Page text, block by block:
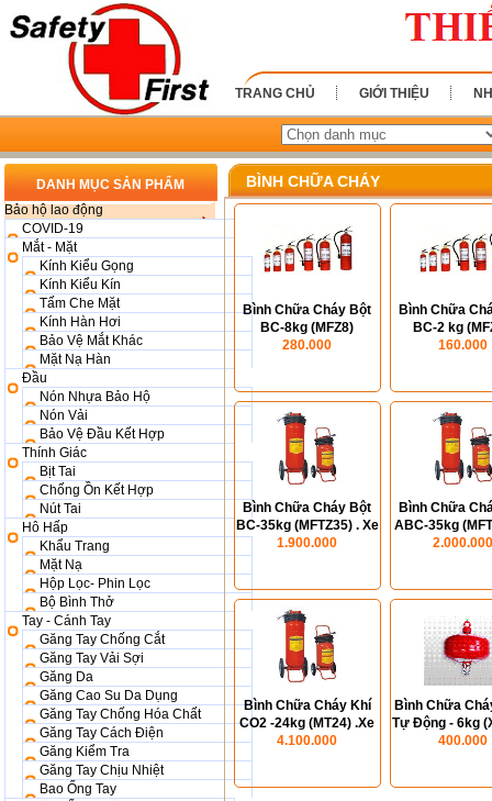
TRANG CHỦ GIỚI THIỆU
DANH MỤC SẢN PHẨM
Bảo hộ lao động
COVID-19
Mắt - Mặt
Kính Kiểu Gọng
Kính Kiểu Kín
Tấm Che Mặt
Kính Hàn Hơi
Bảo Vệ Mắt Khác
Mặt Nạ Hàn
Đầu
Nón Nhựa Bảo Hộ
Nón Vải
Bảo Vệ Đầu Kết Hợp
Thính Giác
Bịt Tai
Chống Ồn Kết Hợp
Nút Tai
Hô Hấp
Khẩu Trang
Mặt Nạ
Hộp Lọc- Phin Lọc
Bộ Bình Thở
Tay - Cánh Tay
Găng Tay Chống Cắt
Găng Tay Vải Sợi
Găng Da
Găng Cao Su Da Dụng
Găng Tay Chống Hóa Chất
Găng Tay Cách Điện
Găng Kiểm Tra
Găng Tay Chịu Nhiệt
Bao Ống Tay
BÌNH CHỮA CHÁY
Bình Chữa Cháy Bột
BC-8kg (MFZ8)
280.000
Bình Chữa
BC-2 kg
160.000
Bình Chữa Cháy Bột
BC-35kg (MFTZ35) . Xe
đẩy
1.900.000
Bình Chữa
ABC-35kg
Xe đẩy
Bình Chữa Cháy Khí
CO2 -24kg (MT24) .Xe
đẩy
4.100.000
Bình Chữa
Tự Động - 6kg
6)
400.000